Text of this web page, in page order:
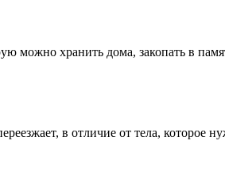
хранить дома, закопать в
в отличие от тела, которое